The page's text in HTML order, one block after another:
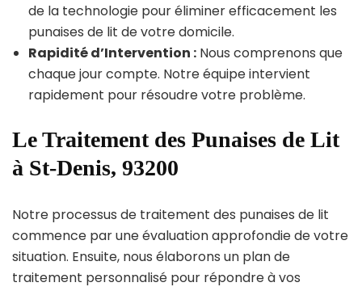
de la technologie pour éliminer efficacement les
punaises de lit de votre domicile.
Rapidité d’Intervention : Nous comprenons que
chaque jour compte. Notre équipe intervient
rapidement pour résoudre votre problème.
Le Traitement des Punaises de Lit
à St-Denis, 93200
Notre processus de traitement des punaises de lit
commence par une évaluation approfondie de votre
situation. Ensuite, nous élaborons un plan de
traitement personnalisé pour répondre à vos